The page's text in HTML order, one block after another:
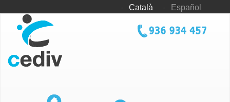
al
contingut
Català Español
tel_cediv.png